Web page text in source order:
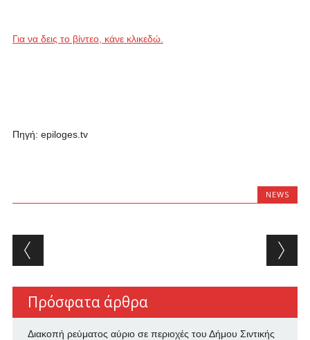
Για να δεις το βίντεο, κάνε κλικεδώ.
Πηγή: epiloges.tv
NEWS
Post navigation
Πρόσφατα άρθρα
Διακοπή ρεύματος αύριο σε περιοχές του Δήμου Σιντικής